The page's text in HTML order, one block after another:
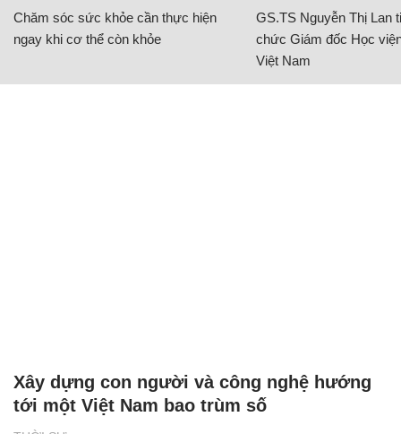
Chăm sóc sức khỏe cần thực hiện
ngay khi cơ thể còn khỏe
GS.TS Nguyễn Thị Lan
chức Giám đốc Học
Việt Nam
Xây dựng con người và công nghệ hướng
tới một Việt Nam bao trùm số